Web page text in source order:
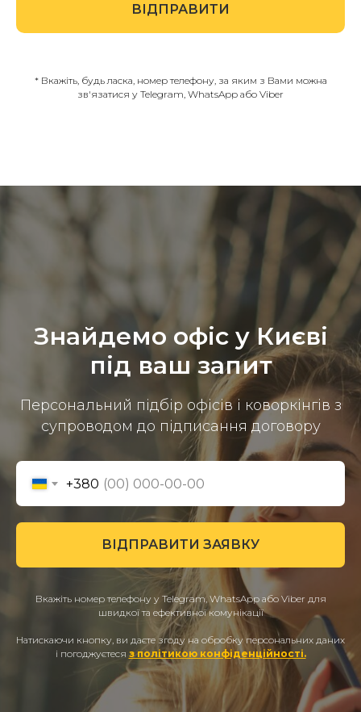
ВІДПРАВИТИ
* Вкажіть, будь ласка, номер телефону, за яким з Вами можна
зв'язатися у Telegram, WhatsApp або Viber
Знайдемо офіс у Києві
під ваш запит
Персональний підбір офісів і коворкінгів з
супроводом до підписання договору
+380
ВІДПРАВИТИ ЗАЯВКУ
Вкажіть номер телефону у Telegram, WhatsApp або Viber для
швидкої та ефективної комунікації
Натискаючи кнопку, ви даєте згоду на обробку персональних даних
і погоджуєтеся з політикою конфіденційності.